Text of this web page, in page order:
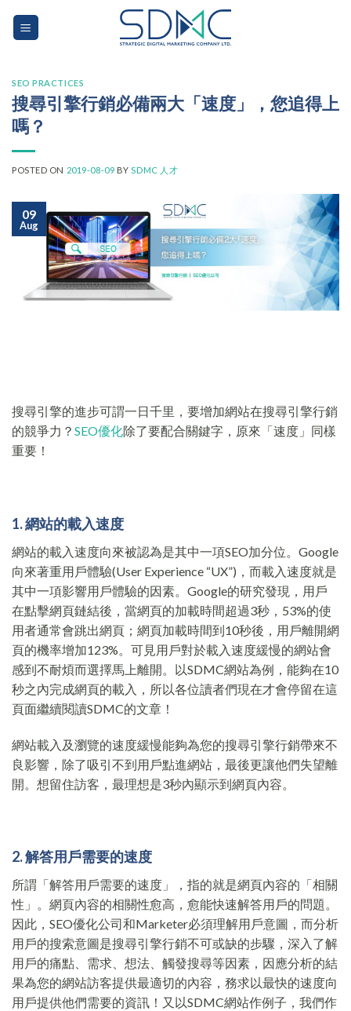
SEO PRACTICES
搜尋引擎行銷必備兩大「速度」，您追得上
嗎？
POSTED ON 2019-08-09 BY SDMC 人才
09
Aug
搜尋引擎的進步可謂一日千里，要增加網站在搜尋引擎行銷
的競爭力？ SEO優化除了要配合關鍵字，原來「速度」同樣
重要！
1. 網站的載入速度
網站的載入速度向來被認為是其中一項SEO加分位。Google
向來著重用戶體驗(User Experience “UX”)，而載入速度就是
其中一項影響用戶體驗的因素。Google的研究發現，用戶
在點擊網頁鏈結後，當網頁的加載時間超過3秒，53%的使
用者通常會跳出網頁；網頁加載時間到10秒後，用戶離開網
頁的機率增加123%。可見用戶對於載入速度緩慢的網站會
感到不耐煩而選擇馬上離開。以SDMC網站為例，能夠在10
秒之內完成網頁的載入，所以各位讀者們現在才會停留在這
頁面繼續閱讀SDMC的文章！
網站載入及瀏覽的速度緩慢能夠為您的搜尋引擎行銷帶來不
良影響，除了吸引不到用戶點進網站，最後更讓他們失望離
開。想留住訪客，最理想是3秒內顯示到網頁內容。
2. 解答用戶需要的速度
所謂「解答用戶需要的速度」，指的就是網頁內容的「相關
性」。網頁內容的相關性愈高，愈能快速解答用戶的問題。
因此，SEO優化公司和Marketer必須理解用戶意圖，而分析
用戶的搜索意圖是搜尋引擎行銷不可或缺的步驟，深入了解
用戶的痛點、需求、想法、觸發搜尋等因素，因應分析的結
果為您的網站訪客提供最適切的內容，務求以最快的速度向
用戶提供他們需要的資訊！又以SDMC網站作例子，我們作